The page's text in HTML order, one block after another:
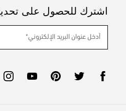
اشترك للحصول على